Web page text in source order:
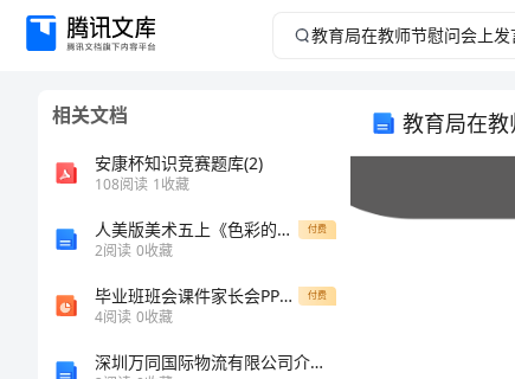
教
相关文档
安康杯知识竞赛题库(2)
108阅读 1收藏
人美版美术五上《色彩的明度》教学实录 付费
2阅读 0收藏
毕业班班会课件家长会PPT课件 付费
4阅读 0收藏
深圳万同国际物流有限公司介绍企业发展分析报告
教育局在